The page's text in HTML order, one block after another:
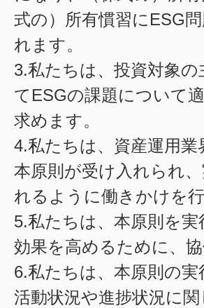
式の）所有慣習にESG
れます。
3.私たちは、投資対象の
てESGの課題について
求めます。
4.私たちは、資産運用業
本原則が受け入れられ
れるように働きかけを行
5.私たちは、本原則を実
効果を高めるために、協
6.私たちは、本原則の実
活動状況や進捗状況に関